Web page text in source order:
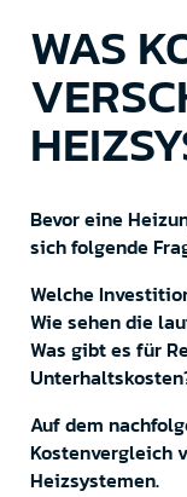
WAS
Bevor eine
sich folgende
Welche
Wie sehen die
Was gibt es für
Auf dem
Kostenvergleich
Heizsystemen.